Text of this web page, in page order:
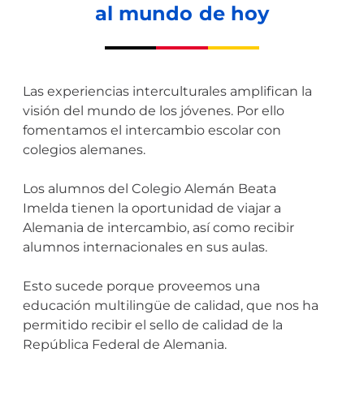
al mundo de hoy
Las experiencias interculturales amplifican la
visión del mundo de los jóvenes. Por ello
fomentamos el intercambio escolar con
colegios alemanes.
Los alumnos del Colegio Alemán Beata
Imelda tienen la oportunidad de viajar a
Alemania de intercambio, así como recibir
alumnos internacionales en sus aulas.
Esto sucede porque proveemos una
educación multilingüe de calidad, que nos ha
permitido recibir el sello de calidad de la
República Federal de Alemania.